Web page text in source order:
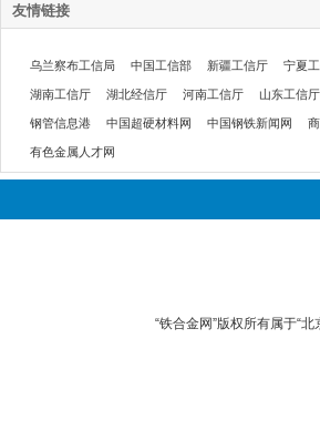
友情链接
乌兰察布工信局 中国工信部 新疆工信厅 宁夏
湖南工信厅 湖北经信厅 河南工信厅 山东工信厅
钢管信息港 中国超硬材料网 中国钢铁新闻网
有色金属人才网
“铁合金网”版权所有属于“